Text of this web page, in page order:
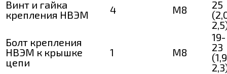
Винт и гайка
крепления НВЭМ
4 М8
25
Болт крепления
НВЭМ к крышке
цепи
1 M8
19-
23